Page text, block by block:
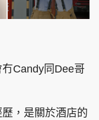
Candy同Dee哥
歷，是關於酒店的